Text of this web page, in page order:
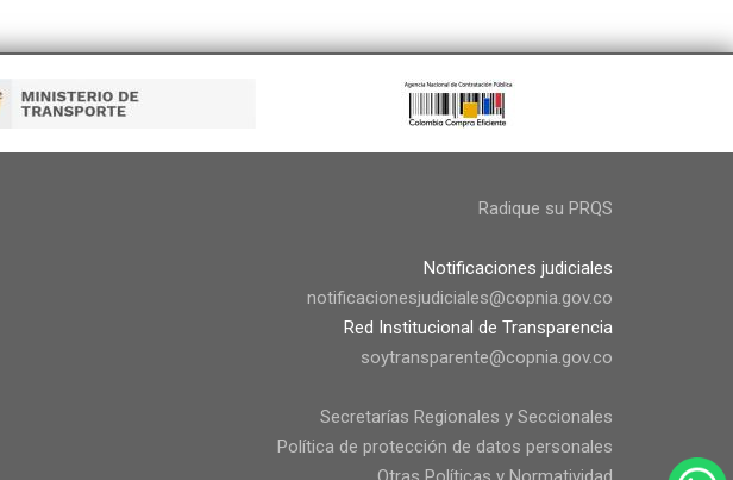
Radique su PRQS
Notificaciones judiciales
notificacionesjudiciales@copnia.gov.co
Red Institucional de Transparencia
soytransparente@copnia.gov.co
Secretarías Regionales y Seccionales
Política de protección de datos personales